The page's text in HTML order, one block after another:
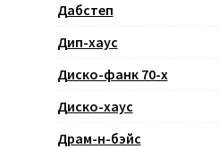
Дабстеп
Дип-хаус
Диско-фанк 70-х
Диско-хаус
Драм-н-бэйс